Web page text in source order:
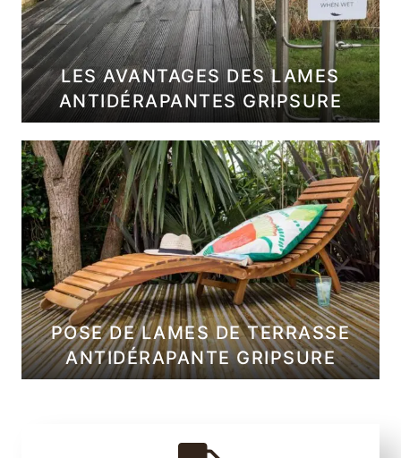
L
K
–
H
e
r
i
t
a
g
e
–
P
i
n
T
r
a
é
LES AVANTAGES DES LAMES
ANTIDÉRAPANTES GRIPSURE
POSE DE LAMES DE TERRASSE
ANTIDÉRAPANTE GRIPSURE